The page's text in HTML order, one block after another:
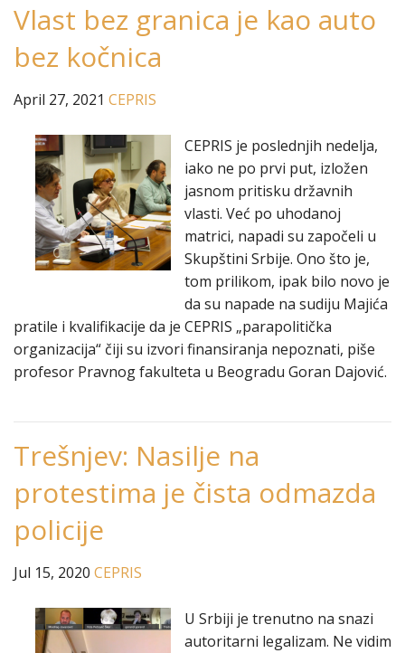
Vlast bez granica je kao auto
bez kočnica
April 27, 2021 CEPRIS
CEPRIS je poslednjih nedelja,
iako ne po prvi put, izložen
jasnom pritisku državnih
vlasti. Već po uhodanoj
matrici, napadi su započeli u
Skupštini Srbije. Ono što je,
tom prilikom, ipak bilo novo je
da su napade na sudiju Majića
pratile i kvalifikacije da je CEPRIS „parapolitička
organizacija“ čiji su izvori finansiranja nepoznati, piše
profesor Pravnog fakulteta u Beogradu Goran Dajović.
Trešnjev: Nasilje na
protestima je čista odmazda
policije
Jul 15, 2020 CEPRIS
U Srbiji je trenutno na snazi
autoritarni legalizam. Ne vidim